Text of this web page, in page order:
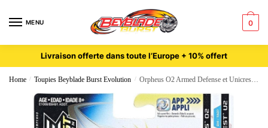
MENU 0
Livraison offerte dans toute l’Europe + 10% offert
Home / Toupies Beyblade Burst Evolution / Orpheus O2 Armed Defense et Unicrest U2 Upper Jaggy